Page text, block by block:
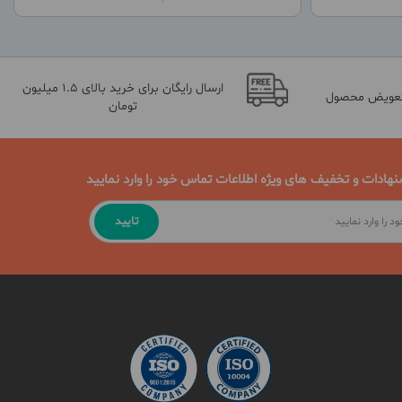
محصول
ارسال رایگان برای خرید بالای 1.5 میلیون
تومان
و تخفیف های ویژه اطلاعات تماس خود را وارد نمایید
تایید